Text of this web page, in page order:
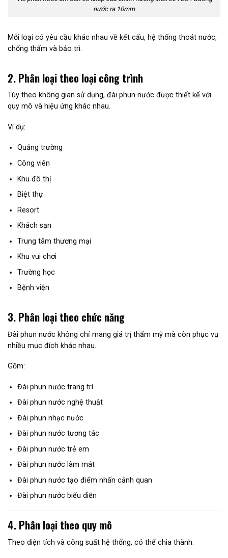
nước ra 10mm
Mỗi loại có yêu cầu khác nhau về kết cấu, hệ thống thoát nước,
chống thấm và bảo trì.
2. Phân loại theo loại công trình
Tùy theo không gian sử dụng, đài phun nước được thiết kế với
quy mô và hiệu ứng khác nhau.
Ví dụ:
Quảng trường
Công viên
Khu đô thị
Biệt thự
Resort
Khách sạn
Trung tâm thương mại
Khu vui chơi
Trường học
Bệnh viện
3. Phân loại theo chức năng
Đài phun nước không chỉ mang giá trị thẩm mỹ mà còn phục vụ
nhiều mục đích khác nhau.
Gồm:
Đài phun nước trang trí
Đài phun nước nghệ thuật
Đài phun nhạc nước
Đài phun nước tương tác
Đài phun nước trẻ em
Đài phun nước làm mát
Đài phun nước tạo điểm nhấn cảnh quan
Đài phun nước biểu diễn
4. Phân loại theo quy mô
Theo diện tích và công suất hệ thống, có thể chia thành: